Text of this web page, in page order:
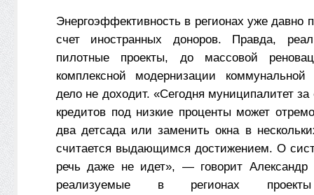
Энергоэффективность в регионах уже давно
счет иностранных доноров. Правда,
пилотные проекты, до массовой
комплексной модернизации коммунальной
дело не доходит. «Сегодня муниципалитет за
кредитов под низкие проценты может
два детсада или заменить окна в
считается выдающимся достижением. О
речь даже не идет», — говорит
реализуемые в регионах